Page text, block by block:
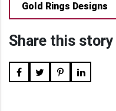
Gold Rings Designs
Share this story